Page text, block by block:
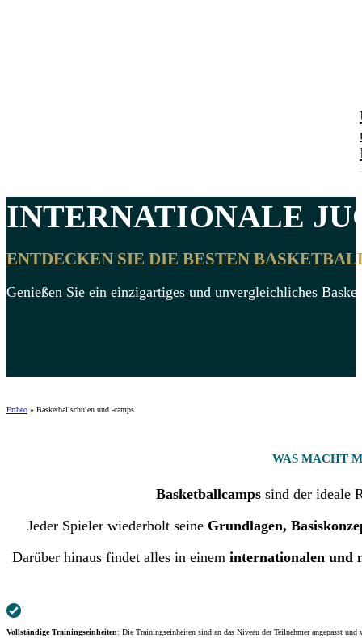
INTERNATIONALE
ENTDECKEN SIE DIE BESTEN
Genießen Sie ein einzigartiges und unvergleichliches
Ertheo » Basketballschulen und -camps
WAS MACHT
Basketballcampssind der ideale
Jeder Spieler wiederholt seine Grundlagen,
Darüber hinaus findet alles in einem internationalen und
Vollständige Trainingseinheiten: Die Trainingseinheiten sind an das Niveau der Teilnehmer angepasst